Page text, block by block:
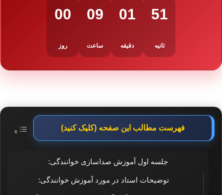
00
روز
09
ساعت
01
دقیقه
50
ثانیه
فهرست مطالب این صفحه (کلیک کنید)
جلسه اول آموزش صداسازی خوانندگی:
توضیحات استاد در مورد آموزش خوانندگی: